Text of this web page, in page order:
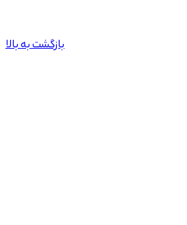
بازگشت به بالا